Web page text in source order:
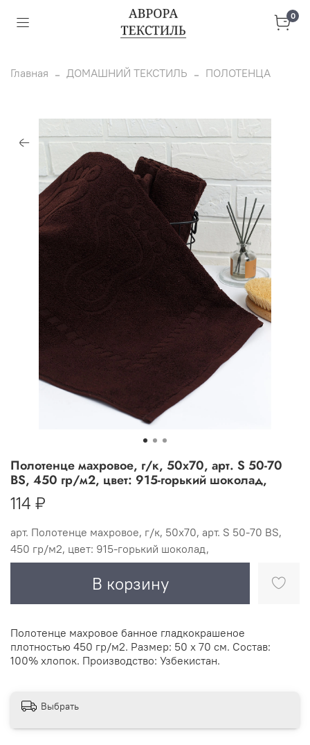
0
Главная ДОМАШНИЙ ТЕКСТИЛЬ ПОЛОТЕНЦА
арт. Полотенце махровое, г/к, 50х70, арт. S 50-70 BS,
450 гр/м2, цвет: 915-горький шоколад,
Полотенце махровое, г/к, 50х70, арт. S 50-70
BS, 450 гр/м2, цвет: 915-горький шоколад,
114 ₽
В корзину
Полотенце махровое банное гладкокрашеное
плотностью 450 гр/м2. Размер: 50 х 70 см. Состав:
100% хлопок. Производство: Узбекистан.
Выбрать